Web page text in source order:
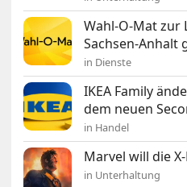
Wahl-O-Mat zur
Sachsen-Anhalt
in Dienste
IKEA Family
dem neuen
in Handel
Marvel will die
in Unterhaltung